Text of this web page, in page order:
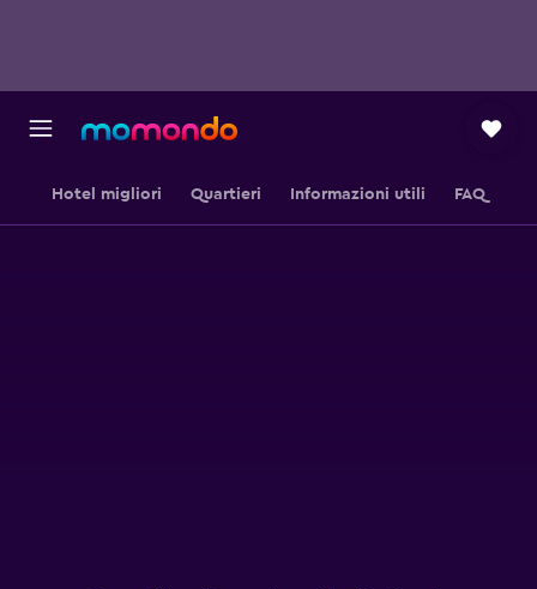
Hotel migliori Quartieri Informazioni utili FAQ